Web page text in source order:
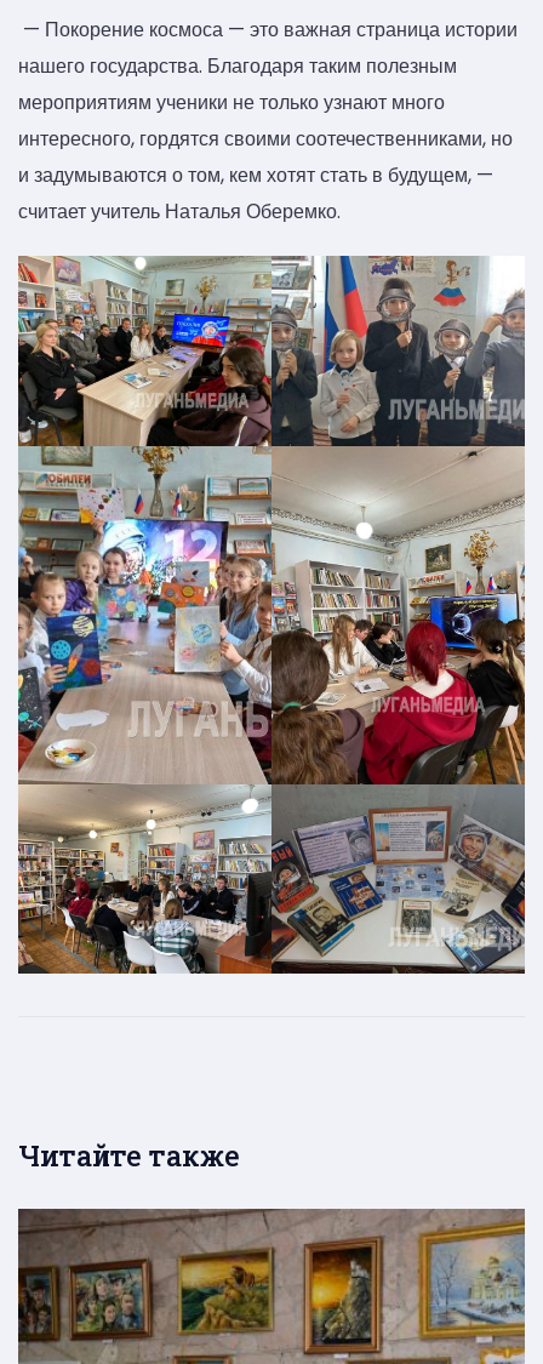
— Покорение космоса — это важная страница истории
нашего государства. Благодаря таким полезным
мероприятиям ученики не только узнают много
интересного, гордятся своими соотечественниками, но
и задумываются о том, кем хотят стать в будущем, —
считает учитель Наталья Оберемко.
Читайте также